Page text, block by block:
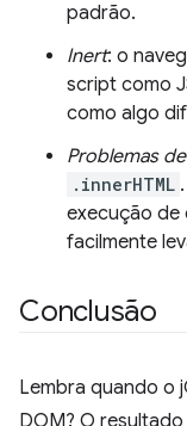
padrão.
Inert: o
script como
como algo
Problemas
.innerHTML
execução de
facilmente
Conclusão
Lembra quando o
DOM? O